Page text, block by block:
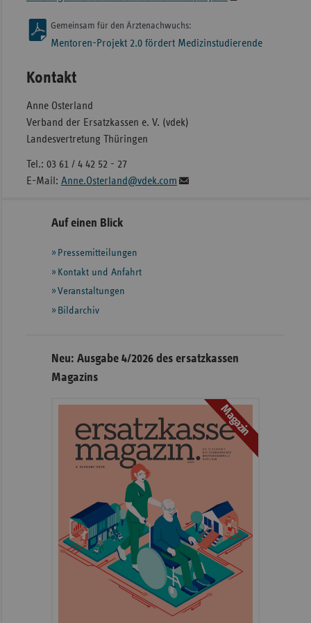
Gemeinsam für den Ärztenachwuchs:
Mentoren-Projekt 2.0 fördert Medizinstudierende
Kontakt
Anne Osterland
Verband der Ersatzkassen e. V. (vdek)
Landesvertretung Thüringen
Tel.: 03 61 / 4 42 52 - 27
E-Mail: Anne.Osterland@vdek.com
Seitennavigation
Seitenleiste
weiteren
Informationen
Auf einen Blick
Pressemitteilungen
Kontakt und Anfahrt
Veranstaltungen
Bildarchiv
Neu: Ausgabe 4/2026 des ersatzkassen
Magazins
Magazin